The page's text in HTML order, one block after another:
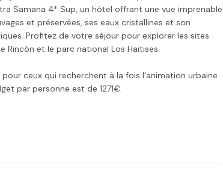
Samana 4* Sup, un hôtel offrant une vue imprenable
et préservées, ses eaux cristallines et son
Profitez de votre séjour pour explorer les sites
et le parc national Los Haitises.
ceux qui recherchent à la fois l'animation urbaine
par personne est de 1271€.